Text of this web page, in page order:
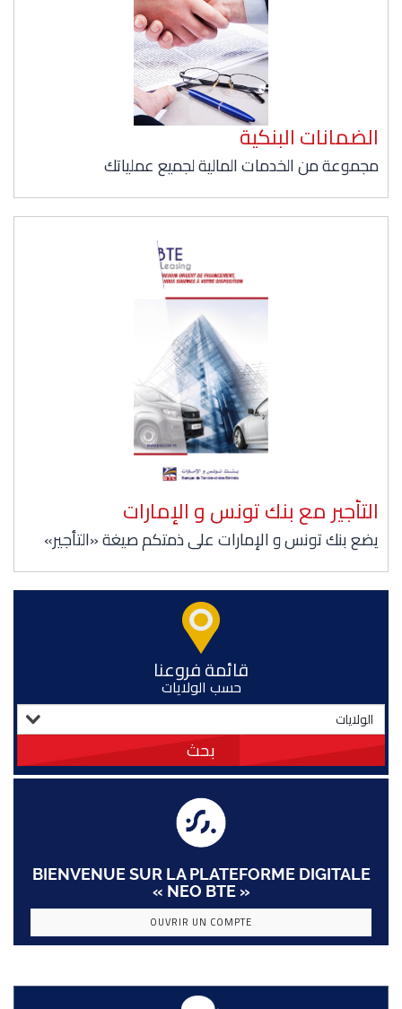
الضمانات البنكية
مجموعة من الخدمات المالية لجميع عملياتك
التأجير مع بنك تونس و الإمارات
يضع بنك تونس و الإمارات على ذمتكم صيغة «التأجير»
قائمة فروعنا
حسب الولايات
بحث
BIENVENUE SUR LA PLATEFORME DIGITALE
« NEO BTE »
OUVRIR UN COMPTE